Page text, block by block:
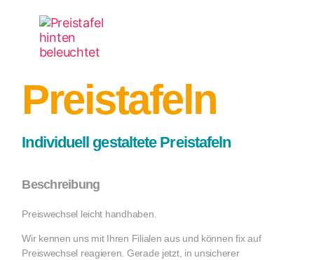
Preistafeln
Individuell gestaltete Preistafeln
Beschreibung
Preiswechsel leicht handhaben.
Wir kennen uns mit Ihren Filialen aus und können fix auf
Preiswechsel reagieren. Gerade jetzt, in unsicherer